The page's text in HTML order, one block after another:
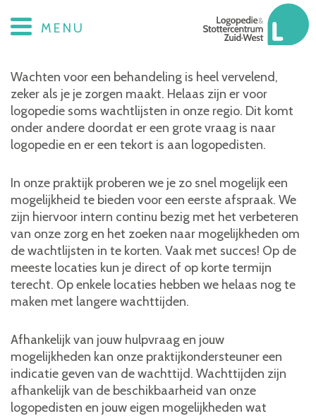
MENU
Wachtlijst
Wachten voor een behandeling is heel vervelend,
zeker als je je zorgen maakt. Helaas zijn er voor
logopedie soms wachtlijsten in onze regio. Dit komt
onder andere doordat er een grote vraag is naar
logopedie en er een tekort is aan logopedisten.
In onze praktijk proberen we je zo snel mogelijk een
mogelijkheid te bieden voor een eerste afspraak. We
zijn hiervoor intern continu bezig met het verbeteren
van onze zorg en het zoeken naar mogelijkheden om
de wachtlijsten in te korten. Vaak met succes! Op de
meeste locaties kun je direct of op korte termijn
terecht. Op enkele locaties hebben we helaas nog te
maken met langere wachttijden.
Afhankelijk van jouw hulpvraag en jouw
mogelijkheden kan onze praktijkondersteuner een
indicatie geven van de wachttijd. Wachttijden zijn
afhankelijk van de beschikbaarheid van onze
logopedisten en jouw eigen mogelijkheden wat